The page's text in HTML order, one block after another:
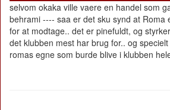
selvom okaka ville vaere en handel som
behrami ---- saa er det sku synd at Roma
for at modtage.. det er pinefuldt, og
det klubben mest har brug for.. og
romas egne som burde blive i klubben